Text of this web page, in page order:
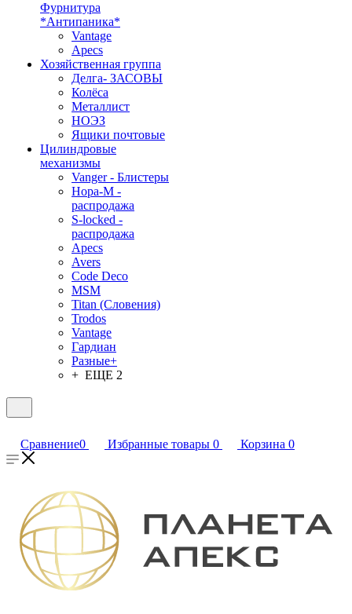
Фурнитура
*Антипаника*
Vantage
Apecs
Хозяйственная группа
Делга- ЗАСОВЫ
Колёса
Металлист
НОЭЗ
Ящики почтовые
Цилиндровые
механизмы
Vanger - Блистеры
Нора-М -
распродажа
S-locked -
распродажа
Apecs
Avers
Code Deco
MSM
Titan (Словения)
Trodos
Vantage
Гардиан
Разные+
+ ЕЩЕ 2
Сравнение0 Избранные товары 0 Корзина 0